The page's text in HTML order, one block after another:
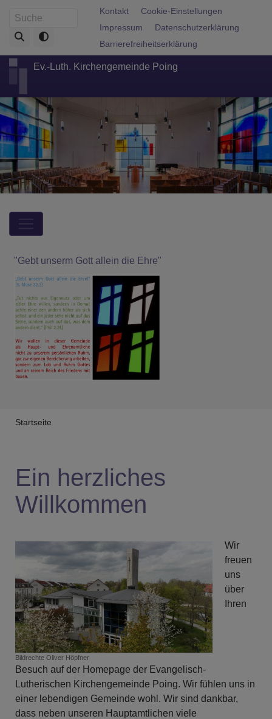
zum
Inhalt
Suche Fußbereichsmenü
Kontakt
Cookie-Einstellungen
Impressum
Datenschutzerklärung
Barrierefreiheitserklärung
Ev.-Luth. Kirchengemeinde Poing
"Gebt unserm Gott allein die Ehre"
Breadcrumb
Startseite
Ein herzliches
Willkommen
Bildrechte Oliver Höpfner
Wir
freuen
uns
über
Ihren
Besuch auf der Homepage der Evangelisch-
Lutherischen Kirchengemeinde Poing. Wir fühlen uns in
einer lebendigen Gemeinde wohl. Wir sind dankbar,
dass neben unseren Hauptamtlichen viele